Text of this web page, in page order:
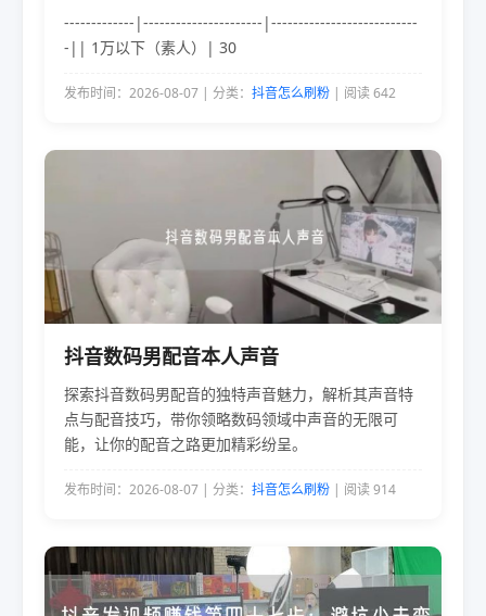
-------------|----------------------|---------------------------
-|| 1万以下（素人）| 30
发布时间：2026-08-07 | 分类： 抖音怎么刷粉 | 阅读 642
抖音数码男配音本人声音
探索抖音数码男配音的独特声音魅力，解析其声音特
点与配音技巧，带你领略数码领域中声音的无限可
能，让你的配音之路更加精彩纷呈。
发布时间：2026-08-07 | 分类： 抖音怎么刷粉 | 阅读 914